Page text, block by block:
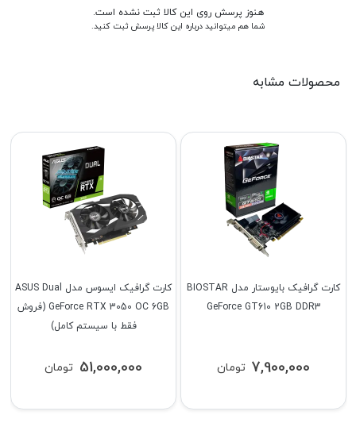
هنوز پرسش روی این کالا ثبت نشده است.
شما هم میتوانید درباره این کالا پرسش ثبت کنید.
محصولات مشابه
کارت گرافیک ایسوس مدل ASUS Dual
GeForce RTX 3050 OC 6GB (فروش
فقط با سیستم کامل)
تومان 51,000,000
کارت گرافیک بایوستار مدل BIOSTAR
GeForce GT610 2GB DDR3
تومان 7,900,000